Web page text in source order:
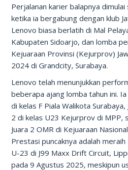
Perjalanan karier balapnya dimulai
ketika ia bergabung dengan klub
Lenovo biasa berlatih di Mal
Kabupaten Sidoarjo, dan lomba
Kejuaraan Provinsi (Kejurprov)
2024 di Grandcity, Surabaya.
Lenovo telah menunjukkan
beberapa ajang lomba tahun ini. Ia
di kelas F Piala Walikota Surabaya,
2 di kelas U23 Kejurprov di MPP,
Juara 2 OMR di Kejuaraan
Prestasi puncaknya adalah
U-23 di J99 Maxx Drift Circuit,
pada 9 Agustus 2025, meskipun